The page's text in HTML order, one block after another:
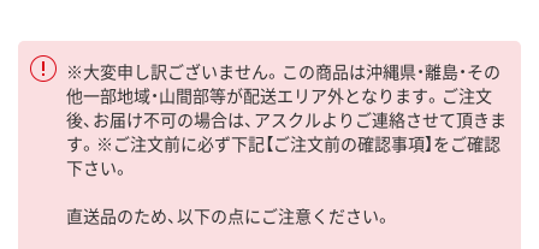
※大変申し訳ございません。この商品は沖縄県・離島・その
他一部地域・山間部等が配送エリア外となります。ご注文
後、お届け不可の場合は、アスクルよりご連絡させて頂きま
す。※ご注文前に必ず下記【ご注文前の確認事項】をご確認
下さい。
直送品のため、以下の点にご注意ください。